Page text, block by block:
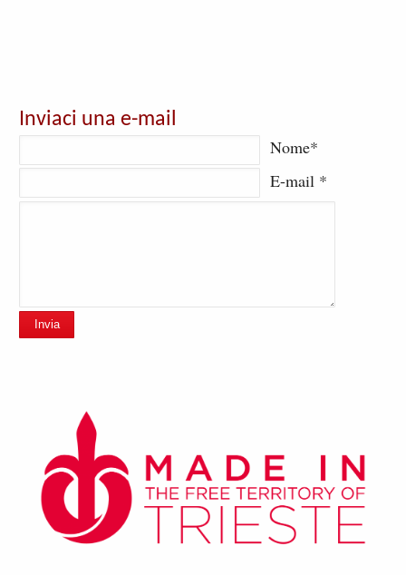
Inviaci una e-mail
Nome*
E-mail *
Invia